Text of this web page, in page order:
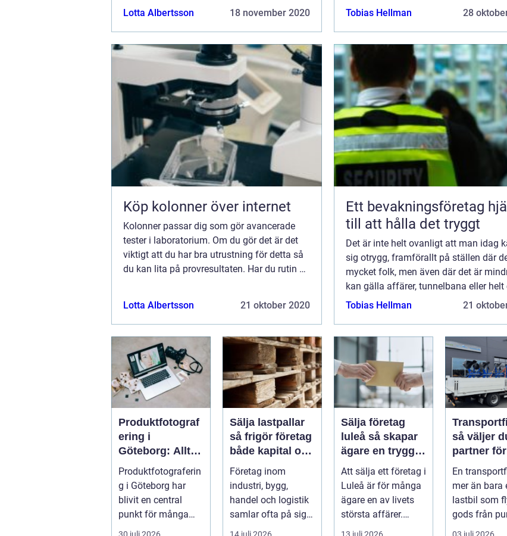
Lotta Albertsson 18 november 2020
samhälle förändrat i grunden. Det är
Tobias Hellman 28
Köp kolonner över internet
Kolonner passar dig som gör avancerade
tester i laboratorium. Om du gör det är det
viktigt att du har bra utrustning för detta så
du kan lita på provresultaten. Har du rutin på
Lotta Albertsson 21 oktober 2020
Ett bevakningsföretag
till att hålla det tryggt
Det är inte helt ovanligt att man idag
sig otrygg, framförallt på ställen där
mycket folk, men även där det är
kan gälla affärer, tunnelbana eller helt
allmänna utrymmen. Fast du kan
Tobias Hellman 21
Produktfotograf
ering i
Göteborg: Allt
du behöver veta
som företag
Produktfotograferin
g i Göteborg har
blivit en central
punkt för många
företag s...
30 juli 2026
Sälja lastpallar
så frigör företag
både kapital och
lagerutrymme
Företag inom
industri, bygg,
handel och logistik
samlar ofta på sig
stora mängder
14 juli 2026
Sälja företag
luleå så skapar
ägare en trygg
och lönsam
affär
Att sälja ett företag i
Luleå är för många
ägare en av livets
största affärer.
Beslutet rymmer
13 juli 2026
så väljer
partner för
snabba och
trygga
leveranser
En
mer än bara
lastbil som
gods från
till punkt B.
03 juli 2026